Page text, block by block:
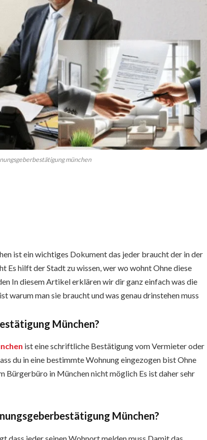
münchen
ist ein wichtiges Dokument das jeder braucht der in der
Es hilft der Stadt zu wissen, wer wo wohnt Ohne diese
In diesem Artikel erklären wir dir ganz einfach was die
warum man sie braucht und was genau drinstehen muss
München?
ist eine schriftliche Bestätigung vom Vermieter oder
du in eine bestimmte Wohnung eingezogen bist Ohne
Bürgerbüro in München nicht möglich Es ist daher sehr
München?
dass jeder seinen Wohnort melden muss Damit das